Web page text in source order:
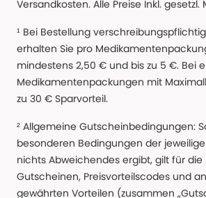
Versandkosten. Alle Preise Inkl. gesetzl.
¹ Bei Bestellung
erhalten Sie pro
mindestens 2,50 € und bis zu 5 €. Bei
Medikamentenpackungen mit
zu 30 € Sparvorteil.
² Allgemeine Gutscheinbedingungen:
besonderen Bedingungen der
nichts Abweichendes ergibt, gilt für die
Gutscheinen, Preisvorteilscodes und
gewährten Vorteilen (zusammen